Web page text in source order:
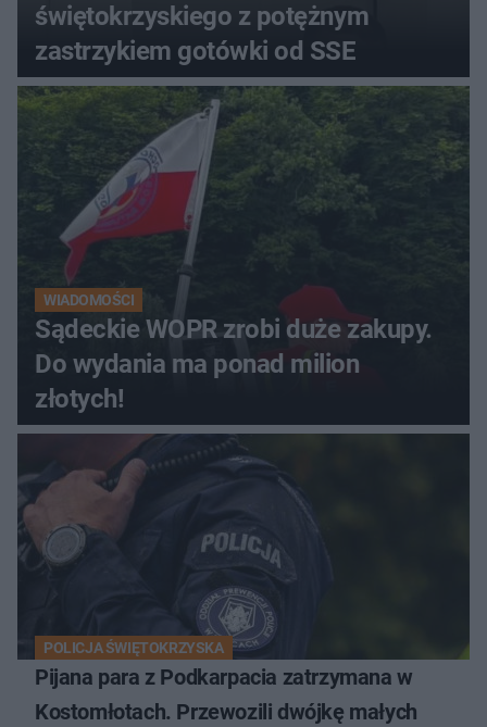
świętokrzyskiego z potężnym
zastrzykiem gotówki od SSE
WIADOMOŚCI
Sądeckie WOPR zrobi duże zakupy.
Do wydania ma ponad milion
złotych!
POLICJA ŚWIĘTOKRZYSKA
Pijana para z Podkarpacia zatrzymana w
Kostomłotach. Przewozili dwójkę małych